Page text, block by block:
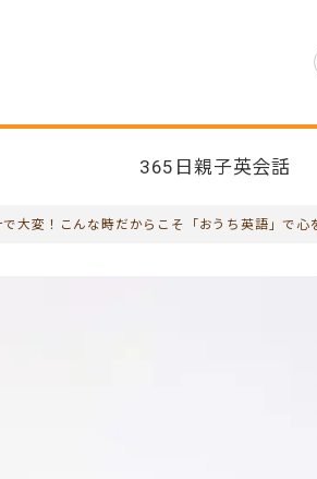
365日親子英会話
で大変！こんな時だからこそ「おうち英語」で